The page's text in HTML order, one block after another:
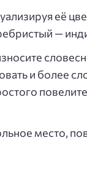
её
—
и более
место,